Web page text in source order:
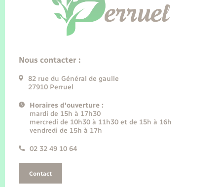
Nous contacter :
82 rue du Général de gaulle
27910 Perruel
Horaires d'ouverture :
mardi de 15h à 17h30
mercredi de 10h30 à 11h30 et de 15h à 16h
vendredi de 15h à 17h
02 32 49 10 64
Contact